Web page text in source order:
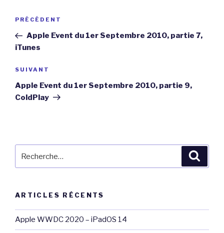
Navigation
l’article
Article
précédent
PRÉCÉDENT
Apple Event du 1er Septembre 2010, partie 7,
iTunes
Article
suivant
SUIVANT
Apple Event du 1er Septembre 2010, partie 9,
ColdPlay
pour
ARTICLES RÉCENTS
Apple WWDC 2020 – iPadOS 14